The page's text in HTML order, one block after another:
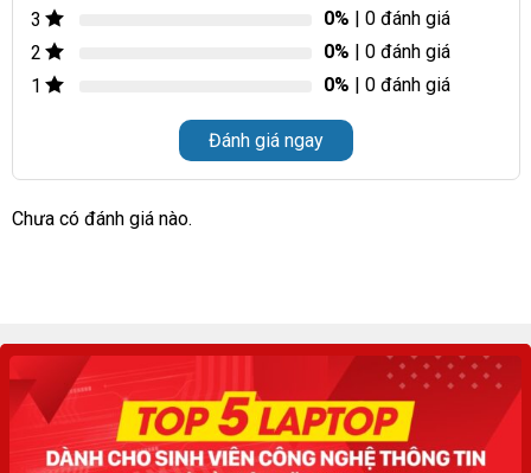
3
0% | 0 đánh giá
2
0% | 0 đánh giá
1
0% | 0 đánh giá
Đánh giá ngay
Chưa có đánh giá nào.